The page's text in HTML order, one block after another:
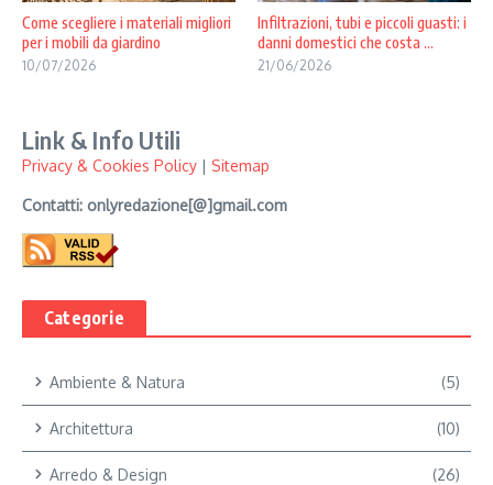
Come scegliere i materiali migliori
per i mobili da giardino
10/07/2026
Infiltrazioni, tubi e piccoli guasti: i
danni domestici che costa ...
21/06/2026
Link & Info Utili
Privacy & Cookies Policy | Sitemap
Contatti: onlyredazione[@]gmail.com
Categorie
Ambiente & Natura (5)
Architettura (10)
Arredo & Design (26)